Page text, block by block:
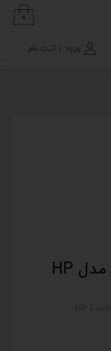
ورود ثبت نام
۰
پرینتر استوک لیزری اچ‌ پی مدل HP